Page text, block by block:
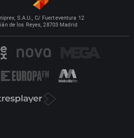
S.A.U., C/ Fuerteventura 12
de los Reyes, 28703 Madrid